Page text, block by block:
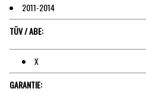
2011-2014
TÜV / ABE:
X
GARANTIE: